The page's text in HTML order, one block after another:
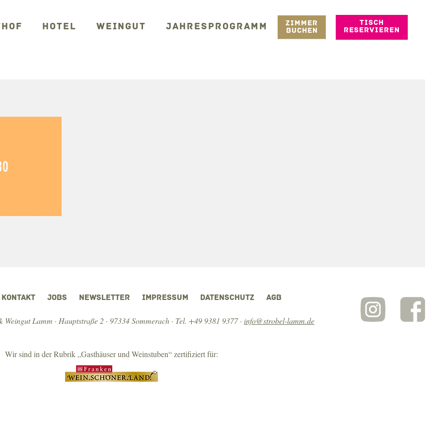
HOTEL WEINGUT JAHRESPROGRAMM
ZIMMER
BUCHEN
TISCH
RESERVIEREN
KONTAKT JOBS NEWSLETTER IMPRESSUM DATENSCHUTZ AGB
Lamm · Hauptstraße 2 · 97334 Sommerach · Tel. +49 9381 9377· info@strobel-lamm.de
Wir sind in der Rubrik „Gasthäuser und Weinstuben“ zertifiziert für: